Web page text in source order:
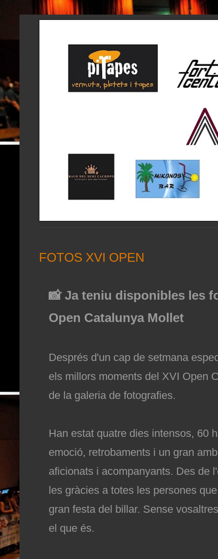
FOTOS XVI OPEN
📸 Ja teniu disponibles les
Open Catalunya Mollet
Després d'un cap de setmana
els millors moments del XVI Open
de la galeria de fotografies.
Han estat quatre dies intensos, 60
emoció, retrobaments i un gran
aficionats i acompanyants. Des de
les gràcies a totes les persones
gran festa del billar. Sense
el que és.